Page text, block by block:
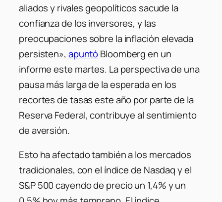
aliados y rivales geopolíticos sacude la
confianza de los inversores, y las
preocupaciones sobre la inflación elevada
persisten», apuntóBloomberg en un
informe este martes. La perspectiva de una
pausa más larga de la esperada en los
recortes de tasas este año por parte de la
Reserva Federal, contribuye al sentimiento
de aversión.
Esto ha afectado también a los mercados
tradicionales, con el índice de Nasdaq y el
S&P 500 cayendo de precio un 1,4% y un